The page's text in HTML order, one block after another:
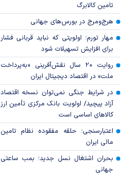
تامین کالابرگ
هرج‌ومرج در بورس‌های جهانی
مهار تورم؛ اولویتی که نباید قربانی فشار
برای افزایش تسهیلات شود
روایت ۲۰ سال نقش‌آفرینی «به‌پرداخت
ملت» در اقتصاد دیجیتال ایران
در شرایط جنگی نمی‌توان نسخه اقتصاد
آزاد پیچید/ اولویت بانک مرکزی تأمین ارز
کالا‌های اساسی است
اعتبارسنجی؛ حلقه مفقوده نظام تامین
مالی ایران
بحران اشتغال نسل جدید؛ بمب ساعتی
جهانی